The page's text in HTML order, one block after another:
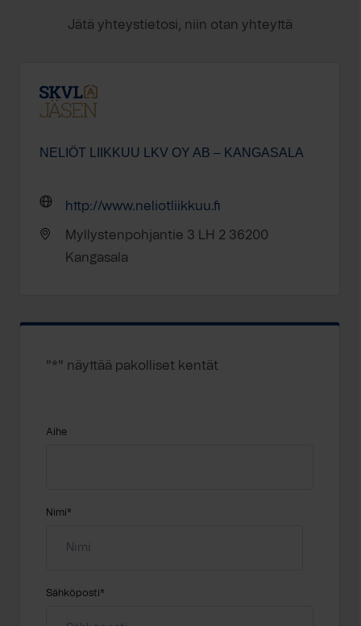
Jätä yhteystietosi, niin otan yhteyttä
NELIÖT LIIKKUU LKV OY AB – KANGASALA
http://www.neliotliikkuu.fi
Myllystenpohjantie 3 LH 2 36200
Kangasala
"*" näyttää pakolliset kentät
Aihe
Nimi*
Sähköposti*